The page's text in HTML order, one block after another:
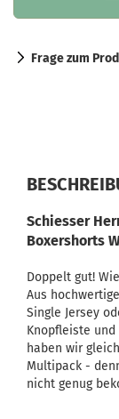
Frage zum
Schiesser
Boxershorts
Doppelt gut!
Aus
Single Jersey
Knopfleiste und
haben wir
Multipack -
nicht genug